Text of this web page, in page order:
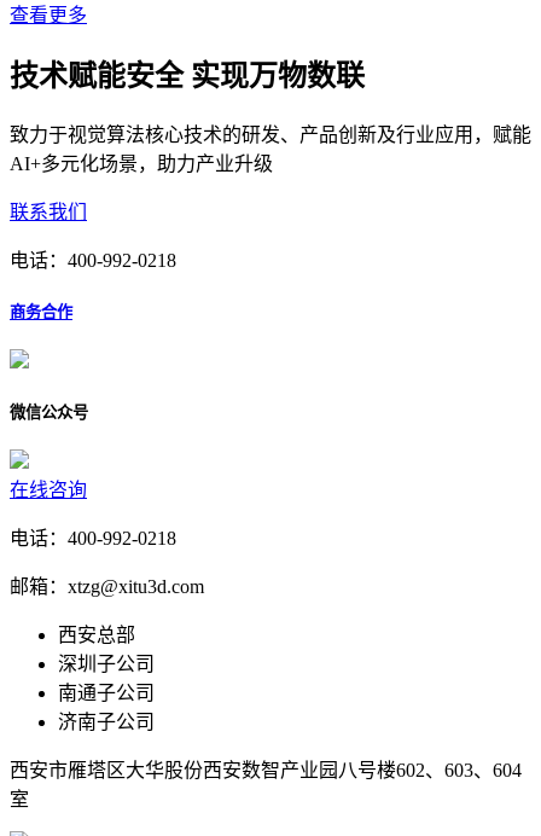
查看更多
技术赋能安全 实现万物数联
致力于视觉算法核心技术的研发、产品创新及行业应用，赋能
AI+多元化场景，助力产业升级
联系我们
电话： 400-992-0218
商务合作
微信公众号
在线咨询
电话：400-992-0218
邮箱：xtzg@xitu3d.com
西安总部
深圳子公司
南通子公司
济南子公司
西安市雁塔区大华股份西安数智产业园八号楼602、603、604
室